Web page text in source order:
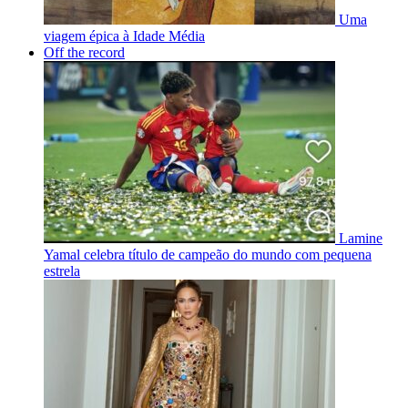
Uma
viagem épica à Idade Média
Off the record
Lamine
Yamal celebra título de campeão do mundo com pequena
estrela